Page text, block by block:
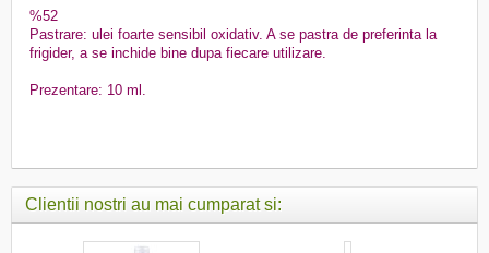
%52
Pastrare: ulei foarte sensibil oxidativ. A se pastra de preferinta la
frigider, a se inchide bine dupa fiecare utilizare.
Prezentare: 10 ml.
Clientii nostri au mai cumparat si: